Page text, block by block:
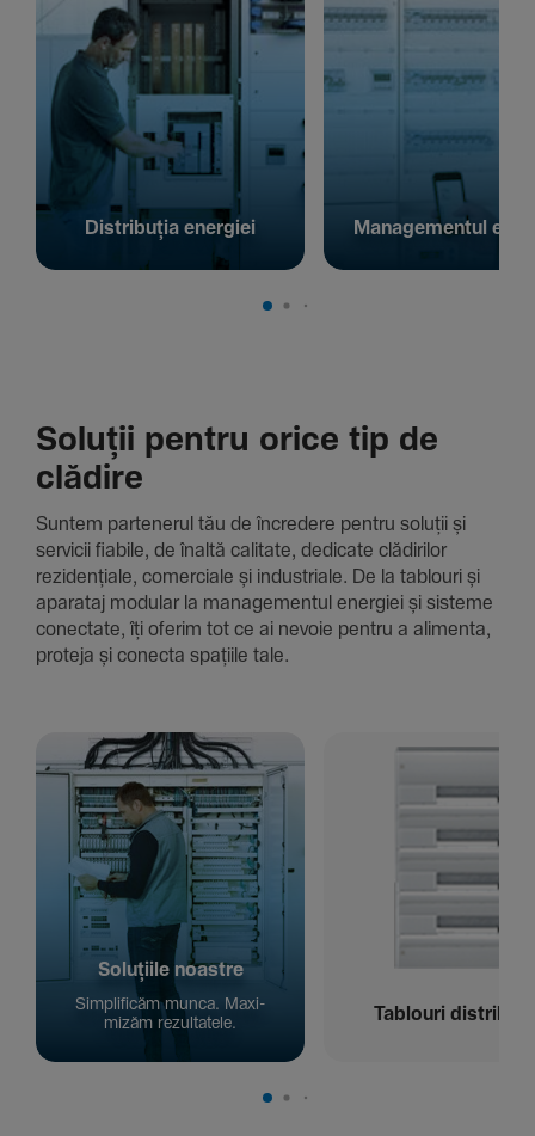
Distribuția energiei Managementul
Soluții pentru orice tip de
clădire
Suntem parte­nerul tău de încre­dere pentru soluții și
servicii fiabile, de înaltă cali­tate, dedi­cate clădi­rilor
rezi­den­țiale, comer­ciale și indus­triale. De la tablouri și
aparataj modular la managementul energiei și sisteme
conec­tate, îți oferim tot ce ai nevoie pentru a alimenta,
proteja și conecta spațiile tale.
Solu­țiile noastre
Simpli­ficăm munca. Maxi­
mizăm rezul­ta­tele.
Tablouri